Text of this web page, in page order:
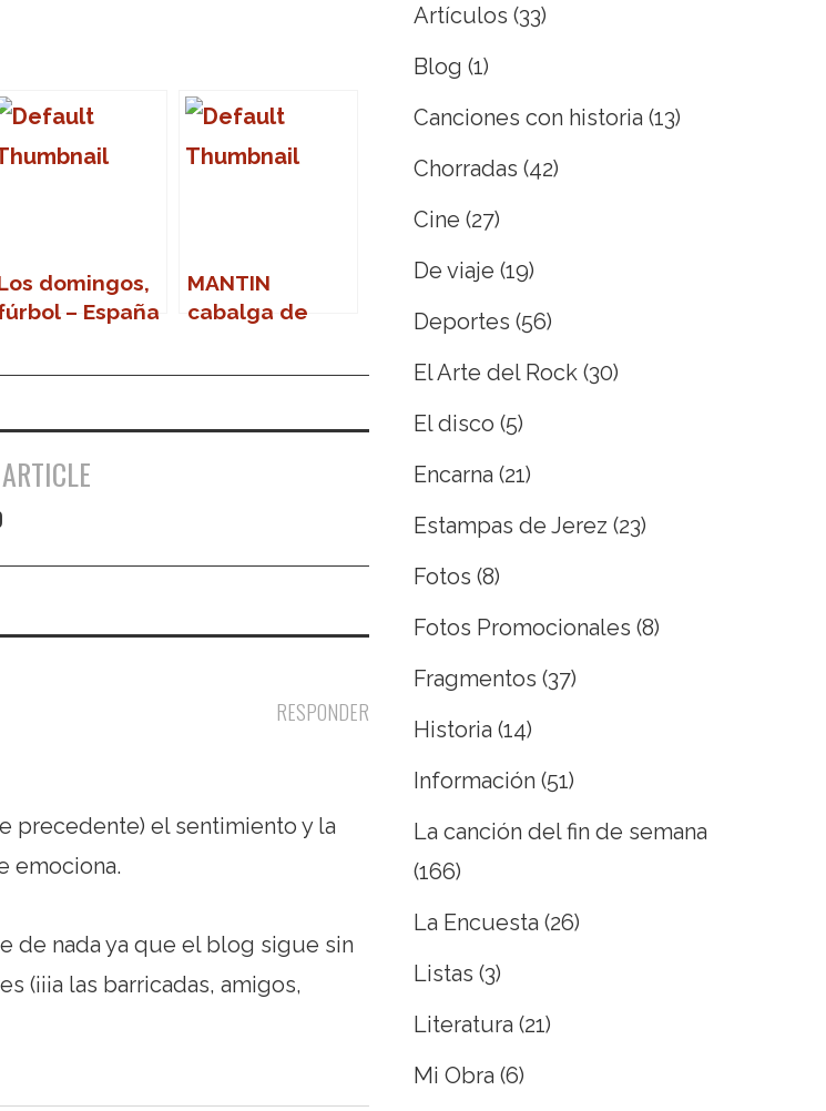
domingos,
– España
MANTIN
cabalga de
RESPONDER
precedente) el sentimiento y la
emociona.
de nada ya que el blog sigue sin
las barricadas, amigos,
Artículos (33)
Blog (1)
Canciones con historia (13)
Chorradas (42)
Cine (27)
De viaje (19)
Deportes (56)
El Arte del Rock (30)
El disco (5)
Encarna (21)
Estampas de Jerez (23)
Fotos (8)
Fotos Promocionales (8)
Fragmentos (37)
Historia (14)
Información (51)
La canción del fin de semana
(166)
La Encuesta (26)
Listas (3)
Literatura (21)
Mi Obra (6)